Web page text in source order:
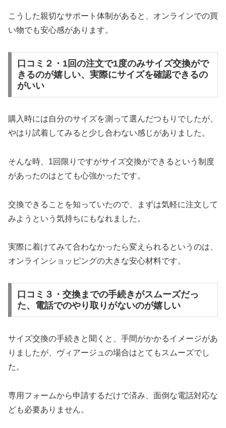
こうした親切なサポート体制があると、オンラインでの買
い物でも安心感があります。
口コミ２・1回の注文で1度のみサイズ交換がで
きるのが嬉しい、実際にサイズを確認できるの
がいい
購入時には自分のサイズを測って選んだつもりでしたが、
やはり試着してみると少し合わない感じがありました。
そんな時、1回限りですがサイズ交換ができるという制度
があったのはとても心強かったです。
交換できることを知っていたので、まずは気軽に注文して
みようという気持ちにもなれました。
実際に着けてみて合わなかったら変えられるというのは、
オンラインショッピングの大きな安心材料です。
口コミ３・交換までの手続きがスムーズだっ
た、電話でのやり取りがないのが嬉しい
サイズ交換の手続きと聞くと、手間がかかるイメージがあ
りましたが、ヴィアージュの場合はとてもスムーズでし
た。
専用フォームから申請するだけで済み、面倒な電話対応な
ども必要ありません。